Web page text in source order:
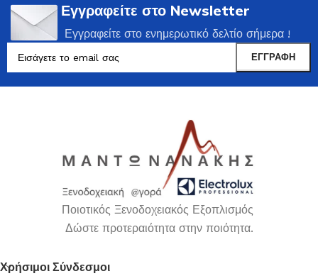
Εγγραφείτε στο Newsletter
Εγγραφείτε στο ενημερωτικό δελτίο σήμερα !
Ποιοτικός Ξενοδοχειακός Εξοπλισμός
Δώστε προτεραιότητα στην ποιότητα.
Χρήσιμοι Σύνδεσμοι